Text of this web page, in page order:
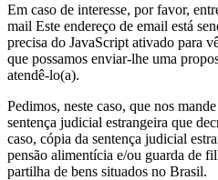
Em caso de interesse, por favor,
mail Este endereço de email está
precisa do JavaScript ativado para
que possamos enviar-lhe uma
atendê-lo(a).
Pedimos, neste caso, que nos
sentença judicial estrangeira que
caso, cópia da sentença judicial
pensão alimentícia e/ou guarda de
partilha de bens situados no Brasil.